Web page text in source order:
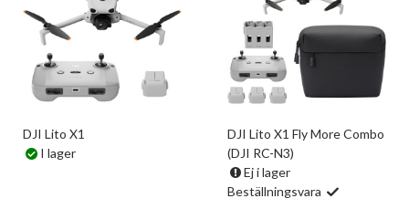
DJI Lito X1
I lager
DJI Lito X1 Fly More Combo
(DJI RC-N3)
Ej i lager
Beställningsvara